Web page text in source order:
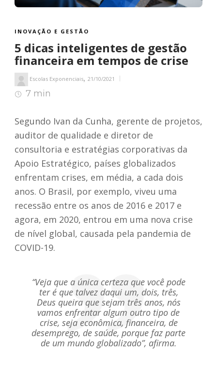
INOVAÇÃO E GESTÃO
5 dicas inteligentes de gestão
financeira em tempos de crise
Escolas Exponenciais, 21/10/2021
7 min
Segundo Ivan da Cunha, gerente de projetos,
auditor de qualidade e diretor de
consultoria e estratégias corporativas da
Apoio Estratégico, países globalizados
enfrentam crises, em média, a cada dois
anos. O Brasil, por exemplo, viveu uma
recessão entre os anos de 2016 e 2017 e
agora, em 2020, entrou em uma nova crise
de nível global, causada pela pandemia de
COVID-19.
“Veja que a única certeza que você pode
ter é que talvez daqui um, dois, três,
Deus queira que sejam três anos, nós
vamos enfrentar algum outro tipo de
crise, seja econômica, financeira, de
desemprego, de saúde, porque faz parte
de um mundo globalizado”, afirma.